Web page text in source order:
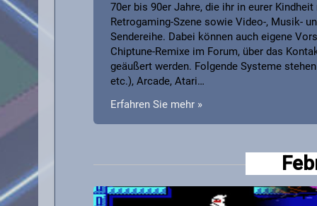
70er bis 90er Jahre, die ihr in eurer
Retrogaming-Szene sowie Video-, Musik-
Sendereihe. Dabei können auch eigene
Chiptune-Remixe im Forum, über das
geäußert werden. Folgende Systeme
etc.), Arcade, Atari…
Erfahren Sie mehr »